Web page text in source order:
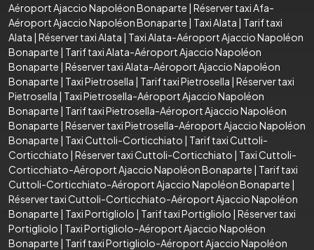
Aéroport Ajaccio Napoléon Bonaparte | Réserver taxi Afa-
Aéroport Ajaccio Napoléon Bonaparte | Taxi Alata | Tarif taxi
Alata | Réserver taxi Alata | Taxi Alata-Aéroport Ajaccio Napoléon
Bonaparte | Tarif taxi Alata-Aéroport Ajaccio Napoléon
Bonaparte | Réserver taxi Alata-Aéroport Ajaccio Napoléon
Bonaparte | Taxi Pietrosella | Tarif taxi Pietrosella | Réserver taxi
Pietrosella | Taxi Pietrosella-Aéroport Ajaccio Napoléon
Bonaparte | Tarif taxi Pietrosella-Aéroport Ajaccio Napoléon
Bonaparte | Réserver taxi Pietrosella-Aéroport Ajaccio Napoléon
Bonaparte | Taxi Cuttoli-Corticchiato | Tarif taxi Cuttoli-
Corticchiato | Réserver taxi Cuttoli-Corticchiato | Taxi Cuttoli-
Corticchiato-Aéroport Ajaccio Napoléon Bonaparte | Tarif taxi
Cuttoli-Corticchiato-Aéroport Ajaccio Napoléon Bonaparte |
Réserver taxi Cuttoli-Corticchiato-Aéroport Ajaccio Napoléon
Bonaparte | Taxi Portigliolo | Tarif taxi Portigliolo | Réserver taxi
Portigliolo | Taxi Portigliolo-Aéroport Ajaccio Napoléon
Bonaparte | Tarif taxi Portigliolo-Aéroport Ajaccio Napoléon